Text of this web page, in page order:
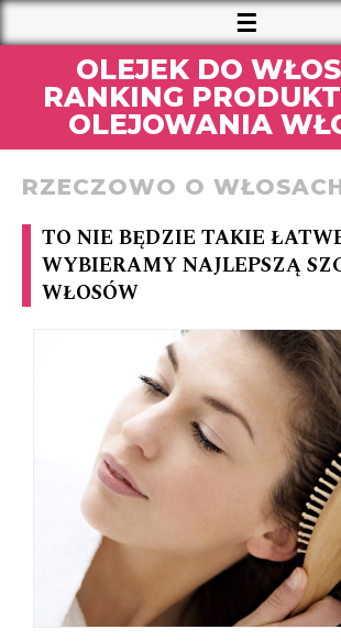
OLEJEK DO
RANKING
OLEJOWANIA
RZECZOWO O
TO NIE BĘDZIE TAKIE
WYBIERAMY NAJLEPSZĄ
WŁOSÓW